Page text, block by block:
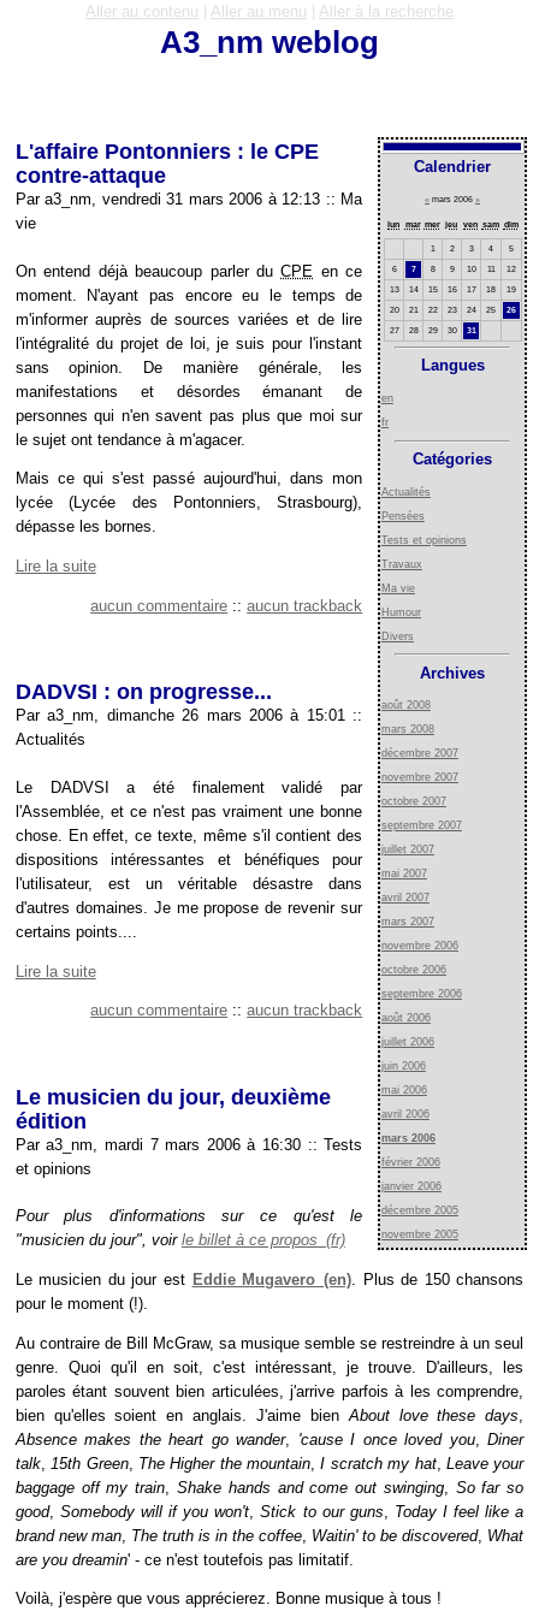
Aller au contenu Aller au menu Aller à la recherche
A3_nm weblog
Calendrier
« mars 2006 »
lun mar mer jeu ven sam dim
1 2 3 4 5
6 7 8 9 10 11 12
13 14 15 16 17 18 19
20 21 22 23 24 25 26
27 28 29 30 31
Langues
en
fr
Catégories
Actualités
Pensées
Tests et opinions
Travaux
Ma vie
Humour
Divers
Archives
août 2008
mars 2008
décembre 2007
novembre 2007
octobre 2007
septembre 2007
juillet 2007
mai 2007
avril 2007
mars 2007
novembre 2006
octobre 2006
septembre 2006
août 2006
juillet 2006
juin 2006
mai 2006
avril 2006
mars 2006
février 2006
janvier 2006
décembre 2005
novembre 2005
L'affaire Pontonniers : le CPE
contre-attaque
Par a3_nm, vendredi 31 mars 2006 à 12:13 :: Ma
vie
On entend déjà beaucoup parler duCPE en ce
moment. N'ayant pas encore eu le temps de
m'informer auprès de sources variées et de lire
l'intégralité du projet de loi, je suis pour l'instant
sans opinion. De manière générale, les
manifestations et désordes émanant de
personnes qui n'en savent pas plus que moi sur
le sujet ont tendance à m'agacer.
Mais ce qui s'est passé aujourd'hui, dans mon
lycée (Lycée des Pontonniers, Strasbourg),
dépasse les bornes.
Lire la suite
aucun commentaire :: aucun trackback
DADVSI : on progresse...
Par a3_nm, dimanche 26 mars 2006 à 15:01 ::
Actualités
Le DADVSI a été finalement validé par
l'Assemblée, et ce n'est pas vraiment une bonne
chose. En effet, ce texte, même s'il contient des
dispositions intéressantes et bénéfiques pour
l'utilisateur, est un véritable désastre dans
d'autres domaines. Je me propose de revenir sur
certains points....
Lire la suite
aucun commentaire :: aucun trackback
Le musicien du jour, deuxième
édition
Par a3_nm, mardi 7 mars 2006 à 16:30 :: Tests
et opinions
Pour plus d'informations sur ce qu'est le
"musicien du jour", voir le billet à ce propos
Le musicien du jour est Eddie Mugavero
. Plus de 150 chansons
pour le moment (!).
Au contraire de Bill McGraw, sa musique semble se restreindre à un seul
genre. Quoi qu'il en soit, c'est intéressant, je trouve. D'ailleurs, les
paroles étant souvent bien articulées, j'arrive parfois à les comprendre,
bien qu'elles soient en anglais. J'aime bien About love these days
Absence makes the heart go wander, 'cause I once loved you,Diner
talk, 15th Green, The Higher the mountain ,I scratch my hat, Leave your
baggage off my train
Shake hands and come out swinging, So far so
good, Somebody will if you won't ,Stick to our guns
Today I feel like a
brand new man, The truth is in the coffee Waitin' to be discovered, What
are you dreamin' - ce n'est toutefois pas limitatif.
Voilà, j'espère que vous apprécierez. Bonne musique à tous !